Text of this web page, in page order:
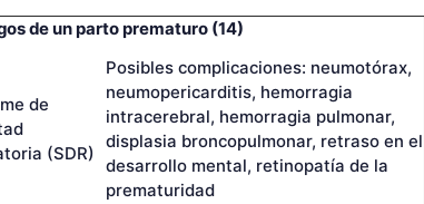
de un parto prematuro (14)
de
(SDR)
Posibles complicaciones: neumotórax,
neumopericarditis, hemorragia
intracerebral, hemorragia pulmonar,
displasia broncopulmonar, retraso en el
desarrollo mental, retinopatía de la
prematuridad